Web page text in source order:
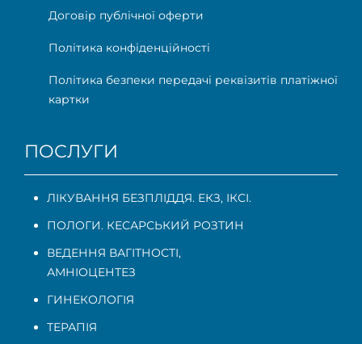
Договір публічної оферти
Політика конфіденційності
Політика безпеки передачі реквізитів платіжної
картки
ПОСЛУГИ
ЛІКУВАННЯ БЕЗПЛІДДЯ. ЕКЗ, ІКСІ.
ПОЛОГИ. КЕСАРСЬКИЙ РОЗТИН
ВЕДЕННЯ ВАГІТНОСТІ,
АМНІОЦЕНТЕЗ
ГИНЕКОЛОГІЯ
ТЕРАПІЯ